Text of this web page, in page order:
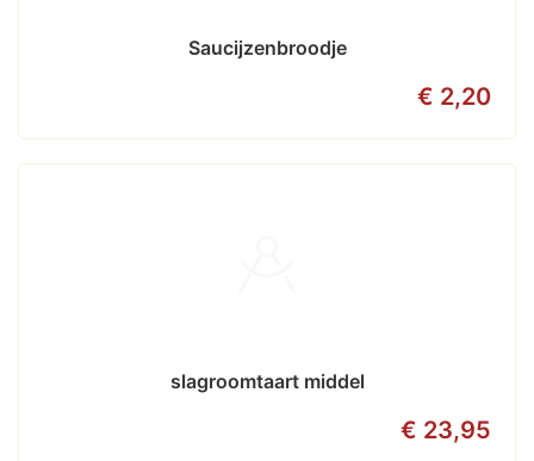
Saucijzenbroodje
€ 2,20
slagroomtaart middel
€ 23,95